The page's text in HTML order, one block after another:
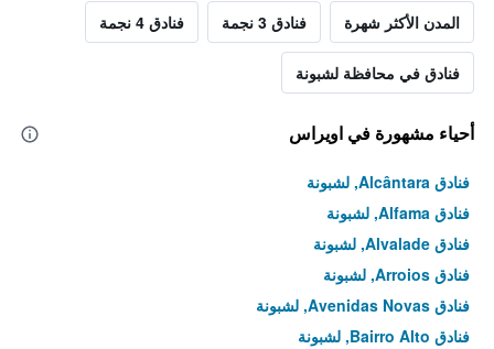
المدن الأكثر شهرة فنادق 3 نجمة فنادق 4 نجمة
فنادق في محافظة لشبونة
أحياء مشهورة في اويراس
فنادق Alcântara, لشبونة
فنادق Alfama, لشبونة
فنادق Alvalade, لشبونة
فنادق Arroios, لشبونة
فنادق Avenidas Novas, لشبونة
فنادق Bairro Alto, لشبونة